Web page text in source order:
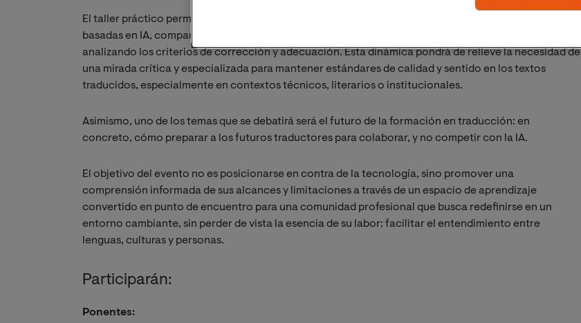
El taller práctico permitirá a los asistentes experimentar directamente con diferentes herramientas
basadas en IA, comparando resultados de traducción automática con traducciones humanas y
analizando los criterios de corrección y adecuación. Esta dinámica pondrá de relieve la necesidad de
una mirada crítica y especializada para mantener estándares de calidad y sentido en los textos
traducidos, especialmente en contextos técnicos, literarios o institucionales.
Asimismo, uno de los temas que se debatirá será el futuro de la formación en traducción: en
concreto, cómo preparar a los futuros traductores para colaborar, y no competir con la IA.
El objetivo del evento no es posicionarse en contra de la tecnología, sino promover una
comprensión informada de sus alcances y limitaciones a través de un espacio de aprendizaje
convertido en punto de encuentro para una comunidad profesional que busca redefinirse en un
entorno cambiante, sin perder de vista la esencia de su labor: facilitar el entendimiento entre
lenguas, culturas y personas.
Participarán:
Ponentes: